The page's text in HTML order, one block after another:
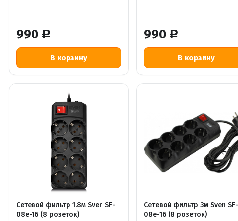
990 Р 990 Р
Сетевой фильтр 1.8м Sven SF-
08e-16 (8 розеток)
Сетевой фильтр 3м Sven SF-
08e-16 (8 розеток)